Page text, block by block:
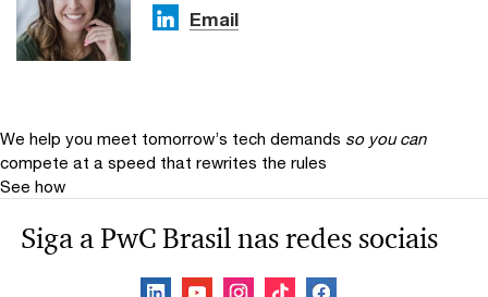
Email
We help you meet tomorrow’s tech demands so you can
compete at a speed that rewrites the rules
See how
Siga a PwC Brasil nas redes sociais